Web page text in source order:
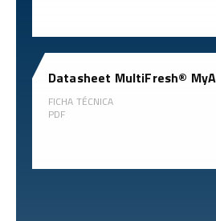
Datasheet MultiFresh®
FICHA TÉCNICA
PDF